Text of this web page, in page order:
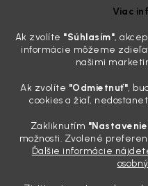
Viac
Ak zvolíte "Súhlasím",
informácie môžeme
našimi
Ak zvolíte "Odmietnuť",
cookies a žiaľ,
Zakliknutím
možnosti. Zvolené
Ďalšie informácie
Sobotné ráno, káva v ruke a
niekoho nuda, pre nás najlepší
všetky tie fľaštičky, šampóny a
pokaziť náladu. Dobrá správa je,
Zabudnite na šmuhy: 7
28.7.2026
Poznáte ten pocit. Sobota ráno,
radosti vidíte len šedý povlak,